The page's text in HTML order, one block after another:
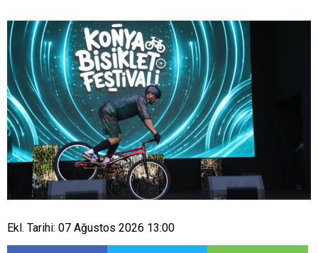
Ekl. Tarihi: 07 Ağustos 2026 13:00